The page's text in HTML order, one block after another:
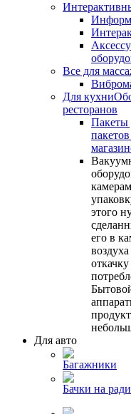
Все для
Для кухни
ресторанов
Пакеты
этого
его в
Для авто
Багажники
Бачки на